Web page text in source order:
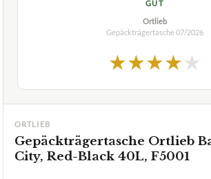
GUT
Ortlieb
Gepäckträgertasche 07/2026
★★★★★
ORTLIEB
Gepäckträgertasche Ortlieb
City, Red-Black 40L, F5001